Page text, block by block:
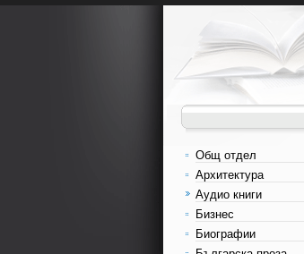
Общ отдел
Архитектура
Аудио книги
Бизнес
Биографии